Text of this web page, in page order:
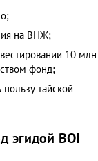
на ВНЖ;
10 млн
фонд;
тайской
эгидой BOI